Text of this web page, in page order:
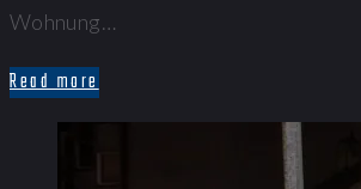
Wohnung…
Read more